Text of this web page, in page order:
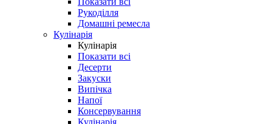
Рукоділля
Домашні ремесла
Кулінарія
Кулінарія
Показати всі
Десерти
Закуски
Випічка
Напої
Консервування
Кулінарія